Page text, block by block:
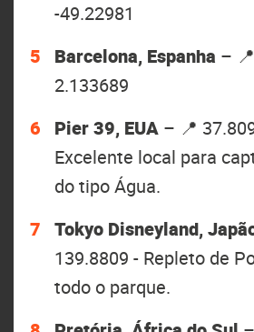
-49.22981
Barcelona, Espanha –
2.133689
Pier 39, EUA – 📍
Excelente local para
do tipo Água.
Tokyo Disneyland,
139.8809 - Repleto de
todo o parque.